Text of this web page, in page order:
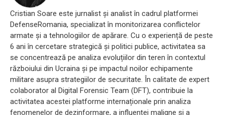
Cristian Soare este jurnalist și analist în cadrul platformei
DefenseRomania, specializat în monitorizarea conflictelor
armate și a tehnologiilor de apărare. Cu o experiență de peste
6 ani în cercetare strategică și politici publice, activitatea sa
se concentrează pe analiza evoluțiilor din teren în contextul
războiului din Ucraina și pe impactul noilor echipamente
militare asupra strategiilor de securitate. În calitate de expert
colaborator al Digital Forensic Team (DFT), contribuie la
activitatea acestei platforme internaționale prin analiza
fenomenelor de dezinformare, a influenței maligne și a